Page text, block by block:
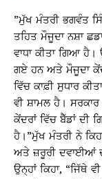
”ਮੁੱਖ ਮੰਤਰੀ ਭਗਵੰਤ
ਤਹਿਤ ਮੌਜੂਦਾ ਨਸ਼ਾ
ਵਾਧਾ ਕੀਤਾ ਗਿਆ
ਗਏ ਹਨ ਅਤੇ ਮੌਜੂਦਾ
ਵਿੱਚ ਕਾਫ਼ੀ ਸੁਧਾਰ
ਵੀ ਸ਼ਾਮਲ ਹੈ।
ਕੇਂਦਰਾਂ ਵਿੱਚ ਬੈੱਡਾਂ ਦੀ
ਹੈ।”ਮੁੱਖ ਮੰਤਰੀ ਨੇ
ਅਤੇ ਜ਼ਰੂਰੀ ਦਵਾਈਆਂ
ਉਨ੍ਹਾਂ ਕਿਹਾ, “ਜਿੱਥੇ